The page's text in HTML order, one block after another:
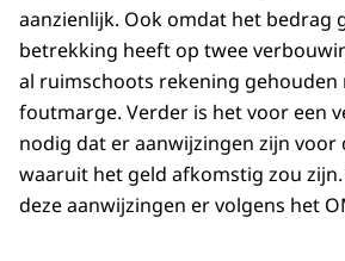
aanzienlijk. Ook omdat het bedrag
betrekking heeft op twee
al ruimschoots rekening gehouden
foutmarge. Verder is het voor een
nodig dat er aanwijzingen zijn
waaruit het geld afkomstig zou
deze aanwijzingen er volgens het